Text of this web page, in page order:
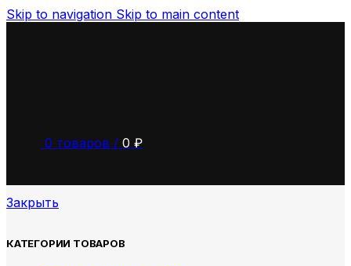
Skip to navigation Skip to main content
0 товаров / 0 ₽
Закрыть
КАТЕГОРИИ ТОВАРОВ